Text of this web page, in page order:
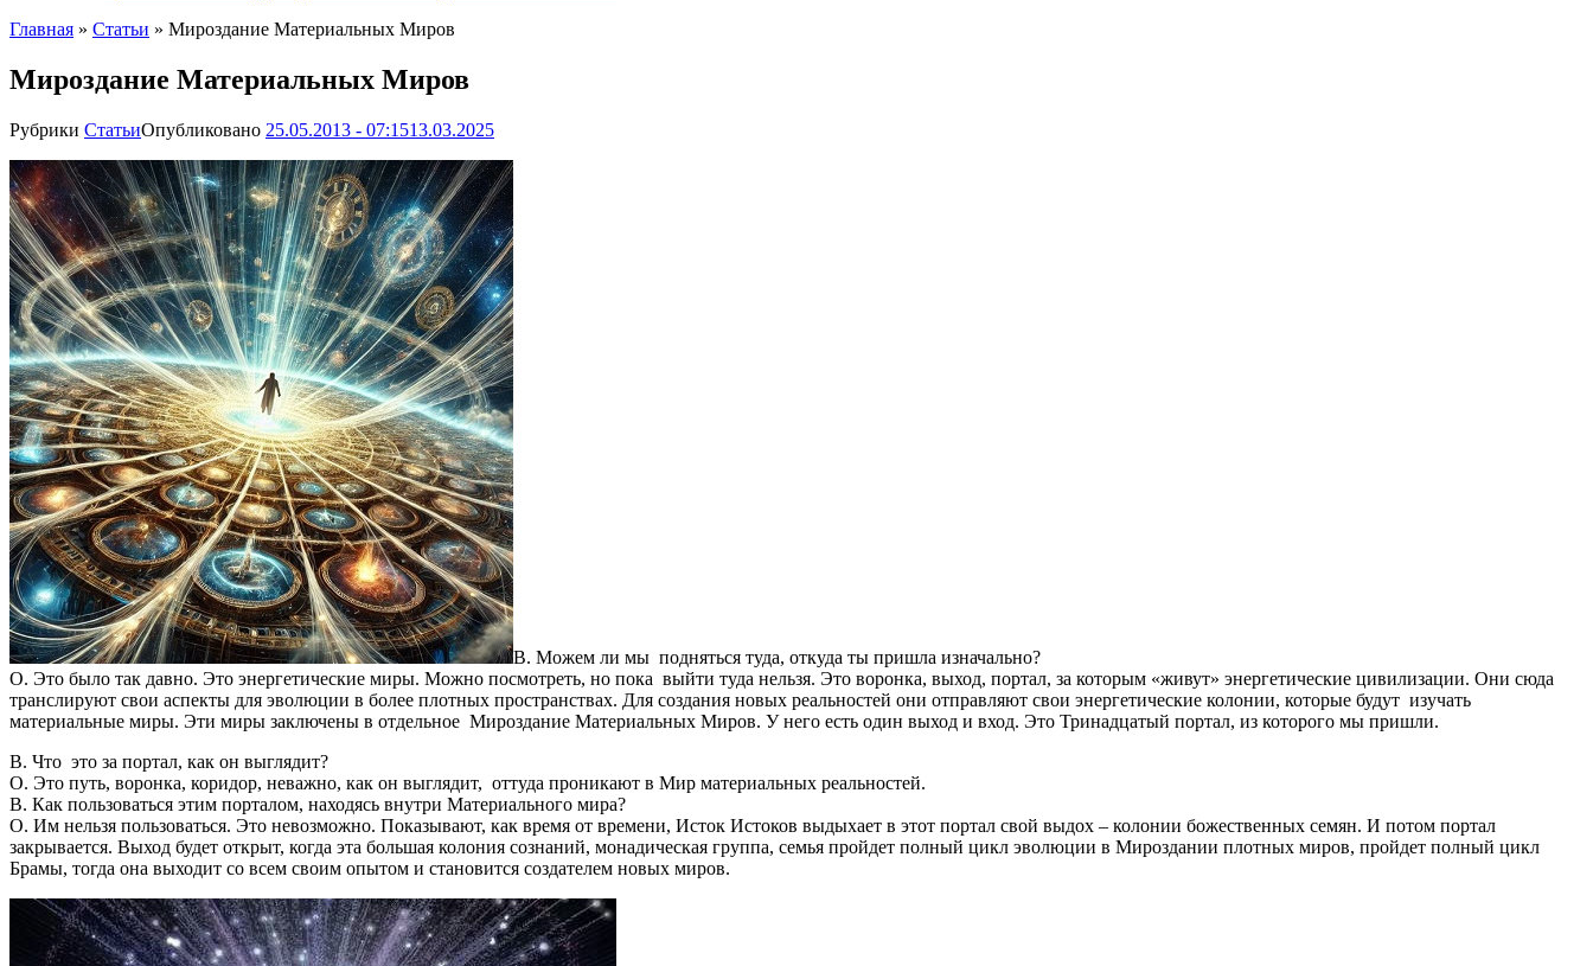
Главная » Статьи » Мироздание Материальных Миров
Мироздание Материальных Миров
Рубрики СтатьиОпубликовано 25.05.2013 - 07:1513.03.2025
В. Можем ли мы подняться туда, откуда ты пришла изначально?
О. Это было так давно. Это энергетические миры. Можно посмотреть, но пока выйти туда нельзя. Это воронка, выход, портал, за которым «живут» энергетические цивилизации. Они сюда
транслируют свои аспекты для эволюции в более плотных пространствах. Для создания новых реальностей они отправляют свои энергетические колонии, которые будут изучать
материальные миры. Эти миры заключены в отдельное Мироздание Материальных Миров. У него есть один выход и вход. Это Тринадцатый портал, из которого мы пришли.
В. Что это за портал, как он выглядит?
О. Это путь, воронка, коридор, неважно, как он выглядит, оттуда проникают в Мир материальных реальностей.
В. Как пользоваться этим порталом, находясь внутри Материального мира?
О. Им нельзя пользоваться. Это невозможно. Показывают, как время от времени, Исток Истоков выдыхает в этот портал свой выдох – колонии божественных семян. И потом портал
закрывается. Выход будет открыт, когда эта большая колония сознаний, монадическая группа, семья пройдет полный цикл эволюции в Мироздании плотных миров, пройдет полный цикл
Брамы, тогда она выходит со всем своим опытом и становится создателем новых миров.